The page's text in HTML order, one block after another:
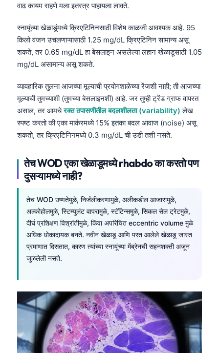
वाढ कायम राहणे मला इतरत्र पाहायला लावते.
स्नायूंच्या खेळाडूंमध्ये क्रिएटिनिनसाठी विशेष काळजी आवश्यक आहे. 95
किलो वजन उचलणाऱ्यासाठी 1.25 mg/dL क्रिएटिनिन सामान्य असू
शकते, तर 0.65 mg/dL हा बेसलाइन असलेल्या लहान खेळाडूसाठी 1.05
mg/dL असामान्य असू शकते.
व्यावहारिक तुलना आजच्या मूल्याची प्रयोगशाळेच्या रेंजशी नाही; ती आजच्या
मूल्याची तुमच्याशी (तुमच्या बेसलाइनशी) आहे. जर तुम्ही ट्रेंड ग्राफ वापरत
असाल, तर आमचेरक्त तपासणीतील बदलशीलता (variability) लेख
स्पष्ट करतो की एका मार्करमध्ये 15% इतका बदल आवाज (noise) असू
शकतो, तर क्रिएटिनिनमध्ये 0.3 mg/dL ची उडी तशी नसते.
तेच WOD एका खेळाडूमध्ये rhabdo का करतो पण
दुसऱ्यामध्ये नाही?
तेच WOD उष्णतेमुळे, निर्जलीकरणामुळे, अलीकडील आजारामुळे,
अल्कोहोलमुळे, स्टिम्युलंट वापरामुळे, स्टॅटिन्समुळे, सिकल सेल ट्रेटमुळे,
दीर्घ प्रशिक्षण विश्रांतीमुळे, किंवा अपरिचित eccentric volume मुळे
अधिक धोकादायक बनते. नवीन खेळाडू आणि परत आलेले खेळाडू जास्त
प्रमाणात दिसतात, कारण त्यांच्या स्नायूंच्या मेंब्रेनची सहनशक्ती अजून
जुळलेली नसते.
Українська
O‘zbekcha
Català
Қазақ тілі
Slovenčina
كوردی‎
پښتو
سنڌي
অসমীয়া
Latviešu valoda
Македонски јазик
Euskara
Gàidhlig
العربية المغربية
Afrikaans
Монгол
ພາສາລາວ